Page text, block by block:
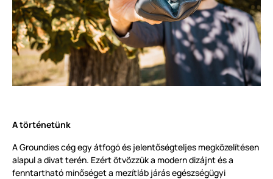
A történetünk
A Groundies cég egy átfogó és jelentőségteljes megközelítésen
alapul a divat terén. Ezért ötvözzük a modern dizájnt és a
fenntartható minőséget a mezítláb járás egészségügyi